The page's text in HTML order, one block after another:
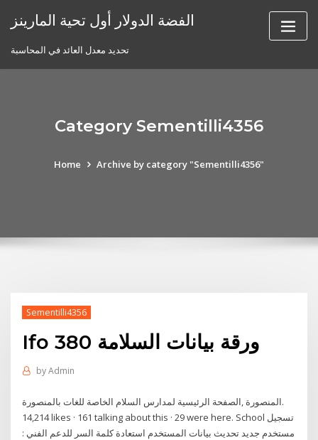
الفضة الدولار أول تحية المارينز
تحديد معدل العائد في المحاسبة
Category Sementilli4356
Home Archive by category "Sementilli4356"
Sementilli4356
Ifo 380 ورقة بيانات السلامة
byAdmin
14,214 likes · 161 talking about this · 29 were here. School تسجيل
مستخدم جديد تحديث بيانات المستخدم استعادة كلمة السر للدعم الفني :